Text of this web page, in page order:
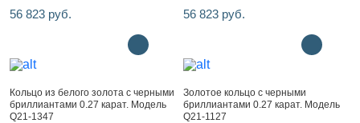
56 823 руб. 56 823 руб.
Кольцо из белого золота с черными
бриллиантами 0.27 карат. Модель
Q21-1347
Золотое кольцо с черными
бриллиантами 0.27 карат. Модель
Q21-1127